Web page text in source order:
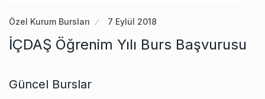
Özel Kurum Bursları 7 Eylül 2018
İÇDAŞ Öğrenim Yılı Burs Başvurusu
Güncel Burslar